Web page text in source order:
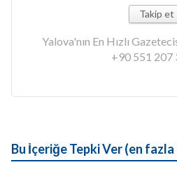
Takip et
Yalova'nın En Hızlı
+90 551 207
Bu İçeriğe Tepki Ver (en